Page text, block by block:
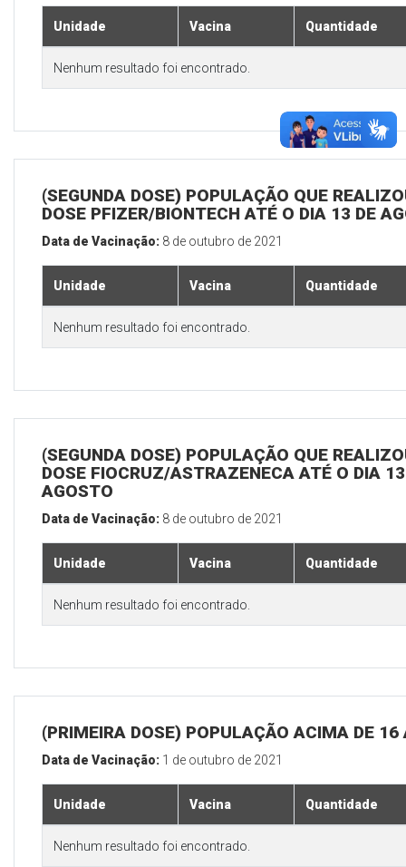
Unidade Vacina Quantidade
Nenhum resultado foi encontrado.
(SEGUNDA DOSE) POPULAÇÃO QUE
DOSE PFIZER/BIONTECH ATÉ O DIA 13 DE
Data de Vacinação: 8 de outubro de 2021
Unidade Vacina Quantidade
Nenhum resultado foi encontrado.
(SEGUNDA DOSE) POPULAÇÃO QUE
DOSE FIOCRUZ/ASTRAZENECA ATÉ O DIA
AGOSTO
Data de Vacinação: 8 de outubro de 2021
Unidade Vacina Quantidade
Nenhum resultado foi encontrado.
(PRIMEIRA DOSE) POPULAÇÃO ACIMA DE 16
Data de Vacinação: 1 de outubro de 2021
Unidade Vacina Quantidade
Nenhum resultado foi encontrado.